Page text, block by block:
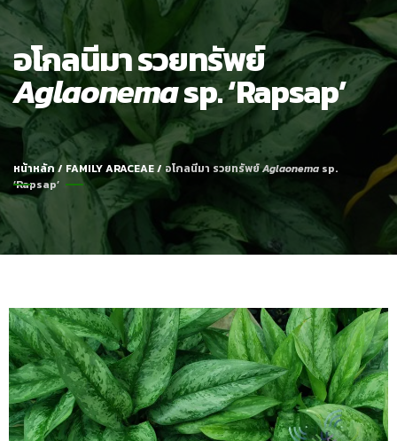
อโกลนีมา รวยทรัพย์
Aglaonemasp. ‘Rapsap’
หน้าหลัก/ FAMILY ARACEAE/ อโกลนีมา รวยทรัพย์Aglaonema sp.
‘Rapsap’